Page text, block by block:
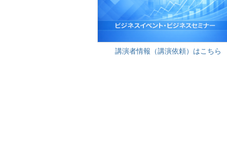
講演者情報（講演依頼）はこちら